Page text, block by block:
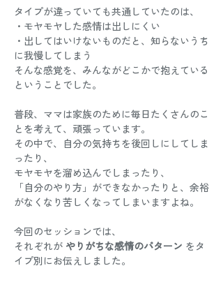
タイプが違っていても共通していたのは、
・モヤモヤした感情は出しにくい
・出してはいけないものだと、知らないうち
に我慢してしまう
そんな感覚を、みんながどこかで抱えている
ということでした。
普段、ママは家族のために毎日たくさんのこ
とを考えて、頑張っています。
その中で、自分の気持ちを後回しにしてしま
ったり、
モヤモヤを溜め込んでしまったり、
「自分のやり方」ができなかったりと、余裕
がなくなり苦しくなってしまいますよね。
今回のセッションでは、
それぞれが やりがちな感情のパターン をタ
イプ別にお伝えしました。